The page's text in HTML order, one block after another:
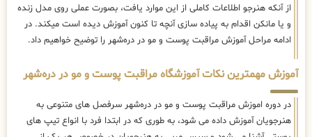
از آنکه هنرجو اطلاعات کاملی از این موارد یافت، بصورت عملی روی مدل زنده
و یا مانکن اقدام به پیاده سازی آنچه تا کنون آموزش دیده است میکند. در
ادامه مراحل آموزش مراقبت پوست و مو در دره‌شهر را توضیح خواهیم داد.
آموزش مهمترین نکات آموزشگاه مراقبت پوست و مو در دره‌شهر
در دوره اموزش مراقبت پوست و مو در دره‌شهر سرفصل های متنوعی به
هنرجویان آموزش داده می شود، به طوری که در ابتدا فرد با انواع تیپ های